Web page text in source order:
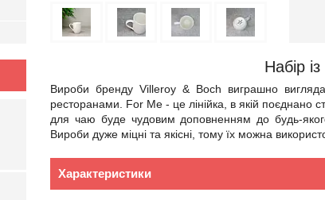
Набір
Вироби бренду Villeroy & Boch виграшно
ресторанами. For Me - це лінійка, в якій поєднано
для чаю буде чудовим доповненням до будь-
Вироби дуже міцні та якісні, тому їх можна
Характеристики